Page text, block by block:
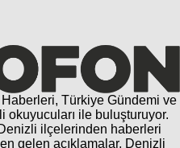
Türkiye Gündemi ve
okuyucuları ile buluşturuyor.
ilçelerinden haberleri
gelen açıklamalar, Denizli